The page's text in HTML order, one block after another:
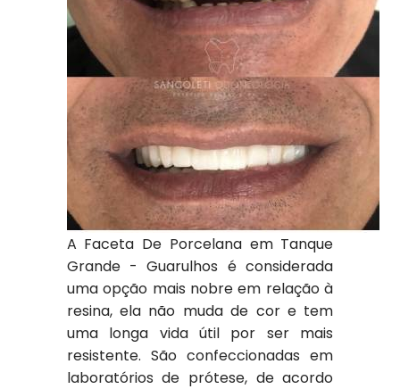
A Faceta De Porcelana em Tanque
Grande - Guarulhos é considerada
uma opção mais nobre em relação à
resina, ela não muda de cor e tem
uma longa vida útil por ser mais
resistente. São confeccionadas em
laboratórios de prótese, de acordo